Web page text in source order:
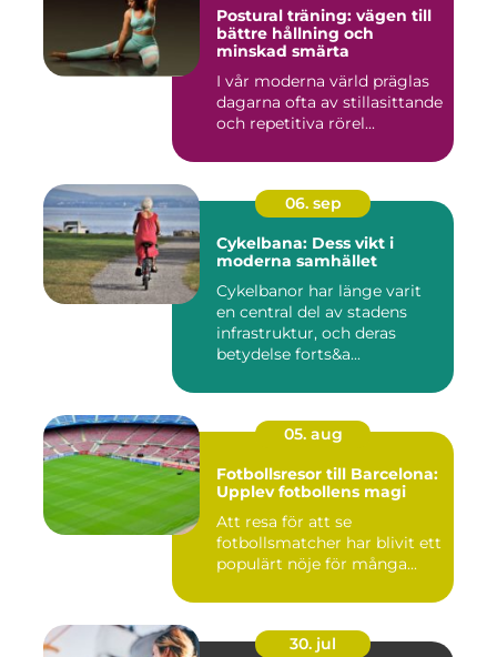
Postural träning: vägen till
bättre hållning och
minskad smärta
I vår moderna värld präglas
dagarna ofta av stillasittande
och repetitiva rörel...
06. sep
Cykelbana: Dess vikt i
moderna samhället
Cykelbanor har länge varit
en central del av stadens
infrastruktur, och deras
betydelse forts&a...
05. aug
Fotbollsresor till Barcelona:
Upplev fotbollens magi
Att resa för att se
fotbollsmatcher har blivit ett
populärt nöje för många...
30. jul